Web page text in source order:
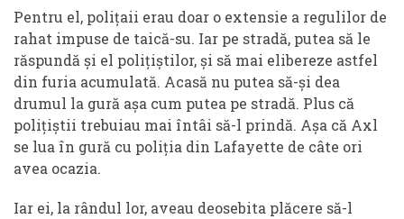
Pentru el, polițaii erau doar o extensie a regulilor de
rahat impuse de taică-su. Iar pe stradă, putea să le
răspundă și el polițiștilor, și să mai elibereze astfel
din furia acumulată. Acasă nu putea să-și dea
drumul la gură așa cum putea pe stradă. Plus că
polițiștii trebuiau mai întâi să-l prindă. Așa că Axl
se lua în gură cu poliția din Lafayette de câte ori
avea ocazia.
Iar ei, la rândul lor, aveau deosebita plăcere să-l